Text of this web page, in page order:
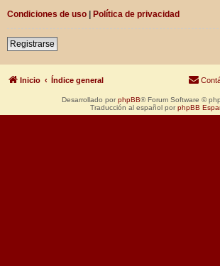
Condiciones de uso | Política de privacidad
Registrarse
Inicio Índice general
Desarrollado por phpBB® Forum Software ©
Traducción al español por phpBB